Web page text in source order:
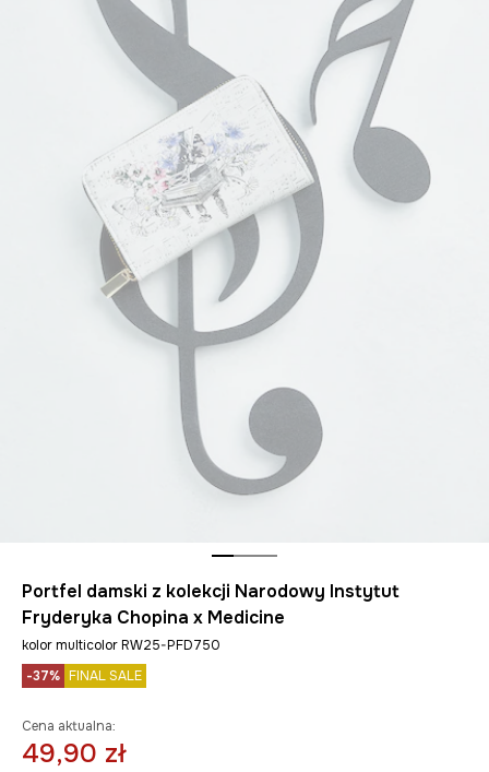
Portfel damski z kolekcji Narodowy Instytut
Fryderyka Chopina x Medicine
kolor multicolor RW25-PFD750
-37% FINAL SALE
Cena aktualna:
49,90 zł